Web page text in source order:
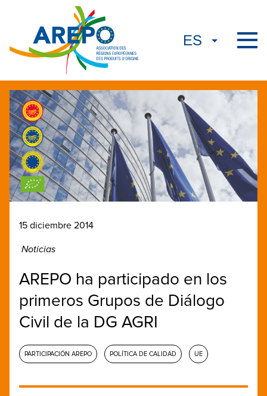
15 diciembre 2014
Noticias
AREPO ha participado en los
primeros Grupos de Diálogo
Civil de la DG AGRI
PARTICIPACIÓN AREPO POLÍTICA DE CALIDAD UE